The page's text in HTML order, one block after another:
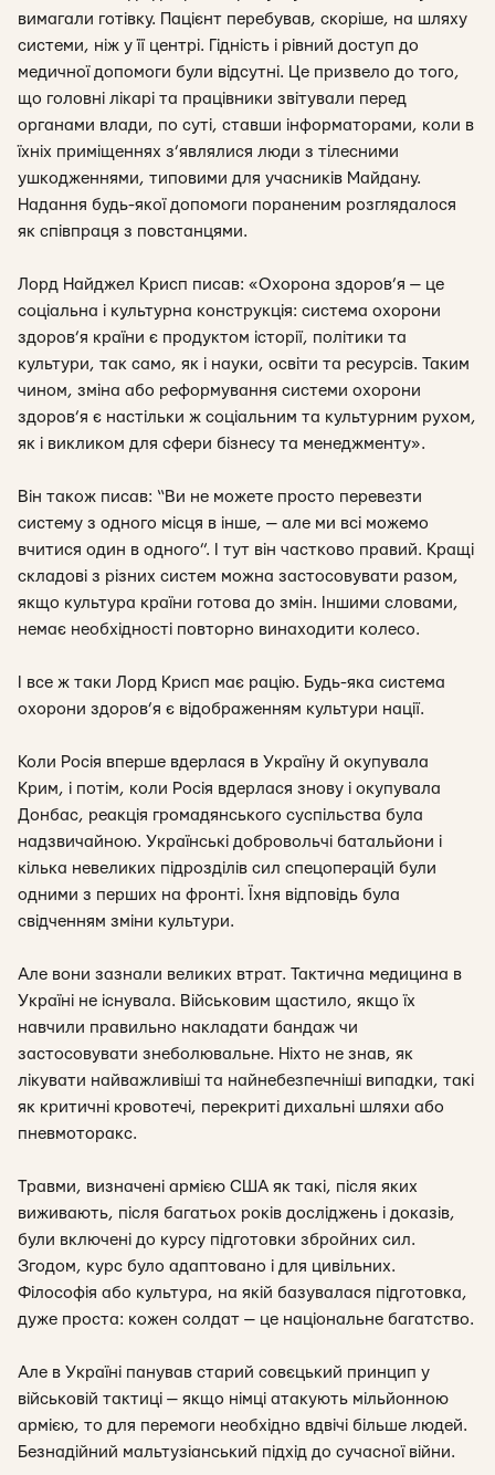
вимагали готівку. Пацієнт перебував, скоріше, на шляху
системи, ніж у її центрі. Гідність і рівний доступ до
медичної допомоги були відсутні. Це призвело до того,
що головні лікарі та працівники звітували перед
органами влади, по суті, ставши інформаторами, коли в
їхніх приміщеннях з’являлися люди з тілесними
ушкодженнями, типовими для учасників Майдану.
Надання будь-якої допомоги пораненим розглядалося
як співпраця з повстанцями.
Лорд Найджел Крисп писав: «Охорона здоров’я — це
соціальна і культурна конструкція: система охорони
здоров’я країни є продуктом історії, політики та
культури, так само, як і науки, освіти та ресурсів. Таким
чином, зміна або реформування системи охорони
здоров’я є настільки ж соціальним та культурним рухом,
як і викликом для сфери бізнесу та менеджменту».
Він також писав: “Ви не можете просто перевезти
систему з одного місця в інше, — але ми всі можемо
вчитися один в одного”. І тут він частково правий. Кращі
складові з різних систем можна застосовувати разом,
якщо культура країни готова до змін. Іншими словами,
немає необхідності повторно винаходити колесо.
І все ж таки Лорд Крисп має рацію. Будь-яка система
охорони здоров’я є відображенням культури нації.
Коли Росія вперше вдерлася в Україну й окупувала
Крим, і потім, коли Росія вдерлася знову і окупувала
Донбас, реакція громадянського суспільства була
надзвичайною. Українські добровольчі батальйони і
кілька невеликих підрозділів сил спецоперацій були
одними з перших на фронті. Їхня відповідь була
свідченням зміни культури.
Але вони зазнали великих втрат. Тактична медицина в
Україні не існувала. Військовим щастило, якщо їх
навчили правильно накладати бандаж чи
застосовувати знеболювальне. Ніхто не знав, як
лікувати найважливіші та найнебезпечніші випадки, такі
як критичні кровотечі, перекриті дихальні шляхи або
пневмоторакс.
Травми, визначені армією США як такі, після яких
виживають, після багатьох років досліджень і доказів,
були включені до курсу підготовки збройних сил.
Згодом, курс було адаптовано і для цивільних.
Філософія або культура, на якій базувалася підготовка,
дуже проста: кожен солдат — це національне багатство.
Але в Україні панував старий совєцький принцип у
військовій тактиці — якщо німці атакують мільйонною
армією, то для перемоги необхідно вдвічі більше людей.
Безнадійний мальтузіанський підхід до сучасної війни.